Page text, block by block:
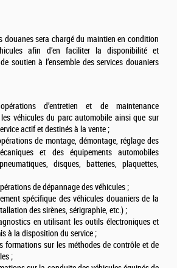
douanes sera chargé du maintien en condition
afin d’en faciliter la disponibilité et
soutien à l’ensemble des services douaniers
d’entretien et de maintenance
véhicules du parc automobile ainsi que sur
actif et destinés à la vente ;
de montage, démontage, réglage des
et des équipements automobiles
disques, batteries, plaquettes,
de dépannage des véhicules ;
spécifique des véhicules douaniers de la
des sirènes, sérigraphie, etc.) ;
en utilisant les outils électroniques et
à la disposition du service ;
formations sur les méthodes de contrôle et de
;